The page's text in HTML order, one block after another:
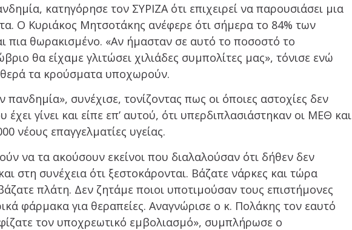
κατηγόρησε τον ΣΥΡΙΖΑ ότι επιχειρεί να παρουσιάσει μια
Ο Κυριάκος Μητσοτάκης ανέφερε ότι σήμερα το 84% των
πια θωρακισμένο. «Αν ήμασταν σε αυτό το ποσοστό το
θα είχαμε γλιτώσει χιλιάδες συμπολίτες μας», τόνισε ενώ
τα κρούσματα υποχωρούν.
πανδημία», συνέχισε, τονίζοντας πως οι όποιες αστοχίες δεν
έχει γίνει και είπε επ’ αυτού, ότι υπερδιπλασιάστηκαν οι ΜΕΘ και
νέους επαγγελματίες υγείας.
να τα ακούσουν εκείνοι που διαλαλούσαν ότι δήθεν δεν
στη συνέχεια ότι ξεστοκάρονται. Βάζατε νάρκες και τώρα
πλάτη. Δεν ζητάμε ποιοι υποτιμούσαν τους επιστήμονες
φάρμακα για θεραπείες. Αναγνώρισε ο κ. Πολάκης τον εαυτό
τον υποχρεωτικό εμβολιασμό», συμπλήρωσε ο